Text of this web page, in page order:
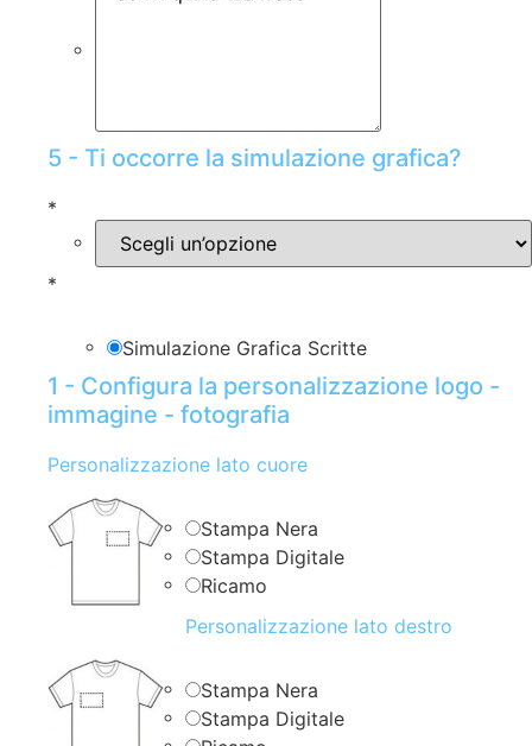
5 - Ti occorre la simulazione grafica?
*
*
Simulazione Grafica Scritte
1 - Configura la personalizzazione logo -
immagine - fotografia
Personalizzazione lato cuore
Stampa Nera
Stampa Digitale
Ricamo
Personalizzazione lato destro
Stampa Nera
Stampa Digitale